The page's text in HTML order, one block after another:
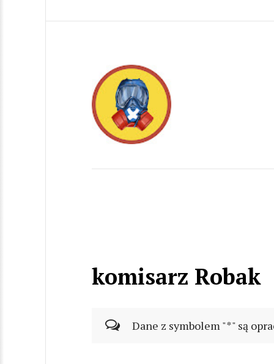
komisarz Robak
Dane z symbolem "*" są